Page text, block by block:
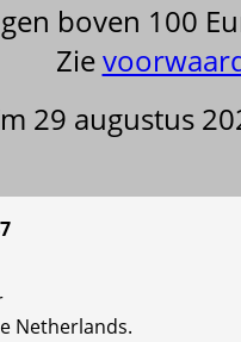
boven 100
Zie
29 augustus
Netherlands.